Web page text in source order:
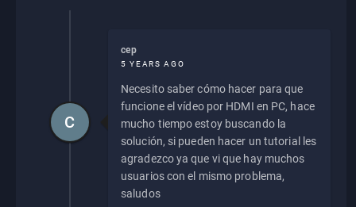
cep
5 YEARS AGO
Necesito saber cómo hacer para que
funcione el vídeo por HDMI en PC, hace
mucho tiempo estoy buscando la
solución, si pueden hacer un tutorial les
agradezco ya que vi que hay muchos
usuarios con el mismo problema,
saludos
C